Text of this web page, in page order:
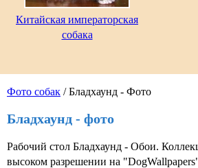
Фото собак / Бладхаунд - Фото
Бладхаунд - фото
Рабочий стол Бладхаунд - Обои.
высоком разрешении на
Китайская императорская
собака